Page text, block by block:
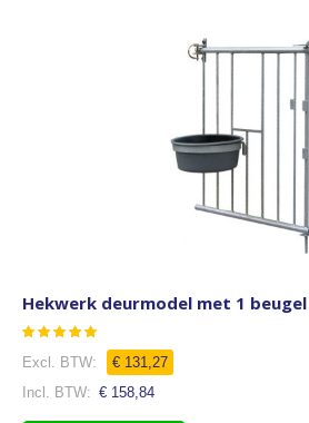
Hekwerk deurmodel met 1 beugel
Waardering:
93
100
€ 131,27
€ 158,84